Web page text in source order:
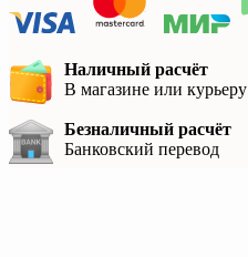
Наличный расчёт
В магазине или курьеру
Безналичный расчёт
Банковский перевод